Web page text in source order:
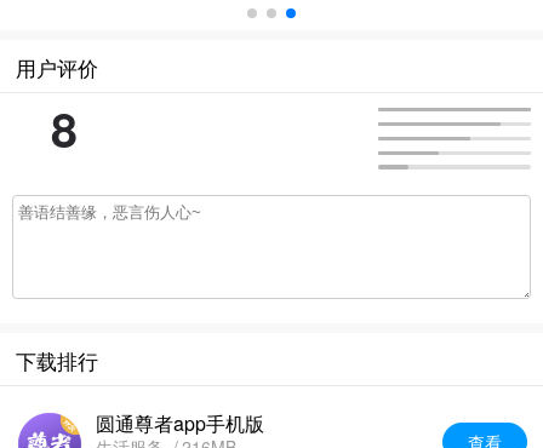
用户评价
8
下载排行
圆通尊者app手机版
查看